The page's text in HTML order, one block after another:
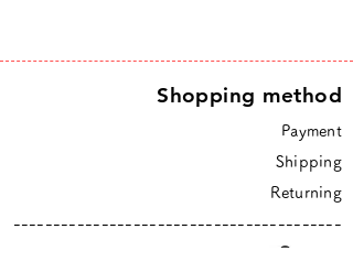
Shopping method
Payment
Shipping
Returning
-----------------------------------------